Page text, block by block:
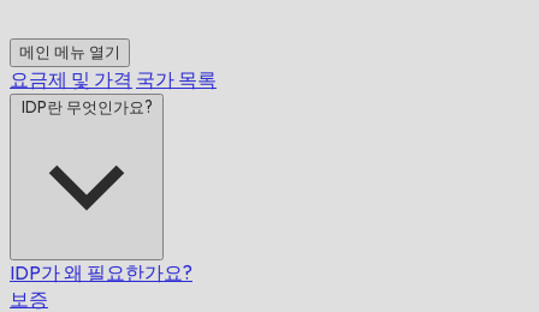
메인 메뉴 열기
요금제 및 가격 국가 목록
IDP란 무엇인가요?
IDP가 왜 필요한가요?
보증